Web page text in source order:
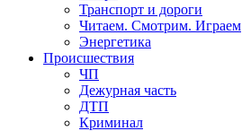
Транспорт и дороги
Читаем. Смотрим. Играем
Энергетика
Происшествия
ЧП
Дежурная часть
ДТП
Криминал